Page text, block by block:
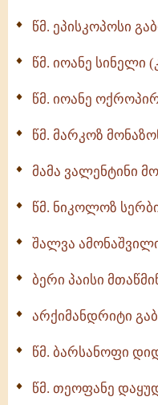
წმ. ეპისკოპოსი
წმ. იოანე სინელი
წმ. იოანე
წმ. მარკოზ
მამა ვალენტინი
წმ. ნიკოლოზ
შალვა
ბერი პაისი
არქიმანდრიტი
წმ. ბარსანოფი
წმ. თეოფანე